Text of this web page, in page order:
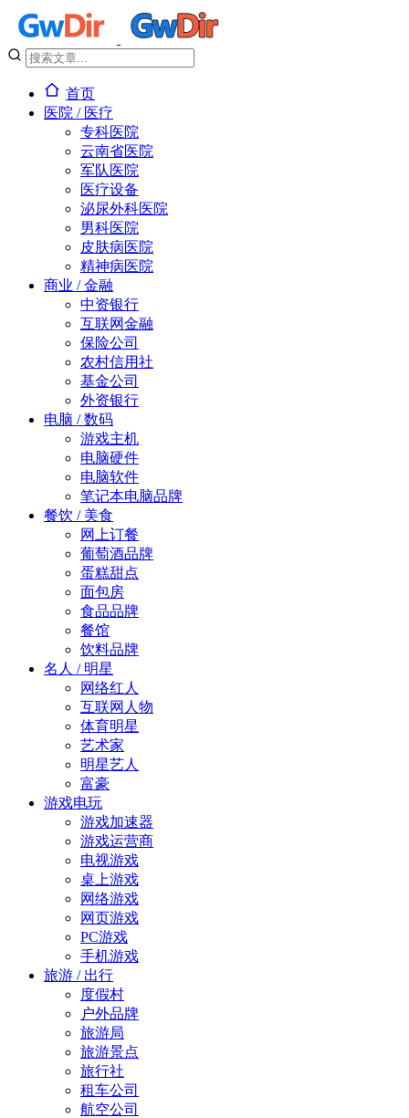
首页
医院 / 医疗
专科医院
云南省医院
军队医院
医疗设备
泌尿外科医院
男科医院
皮肤病医院
精神病医院
商业 / 金融
中资银行
互联网金融
保险公司
农村信用社
基金公司
外资银行
电脑 / 数码
游戏主机
电脑硬件
电脑软件
笔记本电脑品牌
餐饮 / 美食
网上订餐
葡萄酒品牌
蛋糕甜点
面包房
食品品牌
餐馆
饮料品牌
名人 / 明星
网络红人
互联网人物
体育明星
艺术家
明星艺人
富豪
游戏电玩
游戏加速器
游戏运营商
电视游戏
桌上游戏
网络游戏
网页游戏
PC游戏
手机游戏
旅游 / 出行
度假村
户外品牌
旅游局
旅游景点
旅行社
租车公司
航空公司